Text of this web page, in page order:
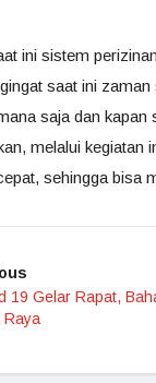
ini sistem
saat ini
saja dan kapan
melalui kegiatan
sehingga bisa
19 Gelar Rapat,
Raya